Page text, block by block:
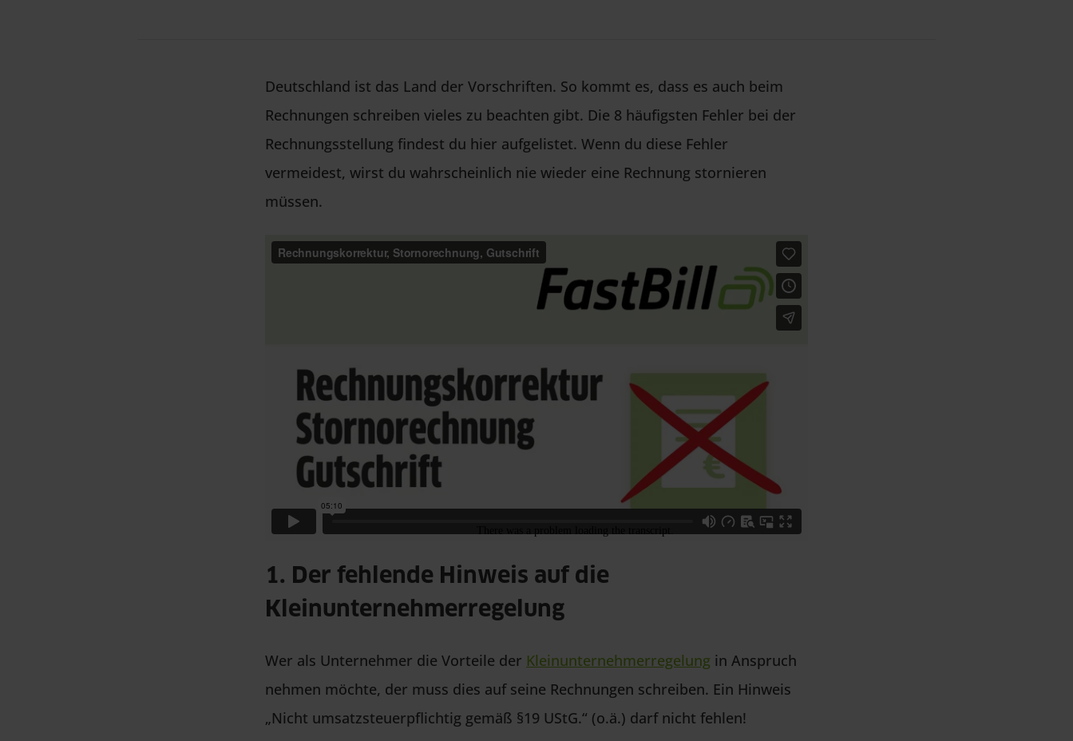
Deutschland ist das Land der Vorschriften. So kommt es, dass es auch beim
Rechnungen schreiben vieles zu beachten gibt. Die 8 häufigsten Fehler bei der
Rechnungsstellung findest du hier aufgelistet. Wenn du diese Fehler
vermeidest, wirst du wahrscheinlich nie wieder eine Rechnung stornieren
müssen.
1. Der fehlende Hinweis auf die
Kleinunternehmerregelung
Wer als Unternehmer die Vorteile der Kleinunternehmerregelung in Anspruch
nehmen möchte, der muss dies auf seine Rechnungen schreiben. Ein Hinweis
„Nicht umsatzsteuerpflichtig gemäß §19 UStG.“ (o.ä.) darf nicht fehlen!